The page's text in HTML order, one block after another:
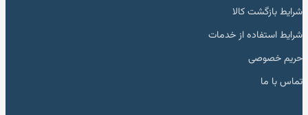
شرایط بازگشت کالا
شرایط استفاده از خدمات
حریم خصوصی
تماس با ما